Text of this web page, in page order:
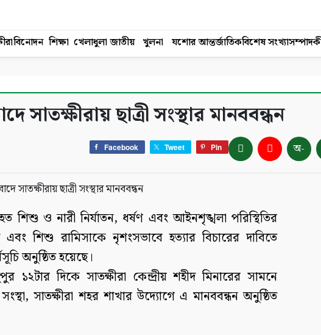
বিনোদন শিক্ষা খেলাধুলা জাতীয় খুলনা যশোর আন্তর্জাতিকবিশেষ সংখ্যা
সাতক্ষীরায় ছাত্রী সংস্থার মানববন্ধন
Facebook Tweet Pin অ-
শিশু ও নারী নির্যাতন, ধর্ষণ এবং আইনশৃঙ্খলা পরিস্থিতির
শিশু রামিসাকে নৃশংসভাবে হত্যার বিচারের দাবিতে
অনুষ্ঠিত হয়েছে।
১২টার দিকে সাতক্ষীরা কেন্দ্রীয় শহীদ মিনারের সামনে
সংস্থা, সাতক্ষীরা শহর শাখার উদ্যোগে এ মানববন্ধন অনুষ্ঠিত